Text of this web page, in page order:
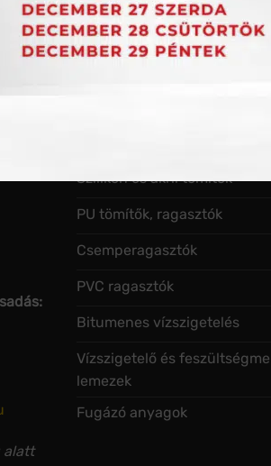
árak:
alatt
Szilikon és akril tömítők
PU tömítők, ragasztók
Csemperagasztók
PVC ragasztók
Bitumenes vízszigetelés
Vízszigetelő és
lemezek
Fugázó anyagok